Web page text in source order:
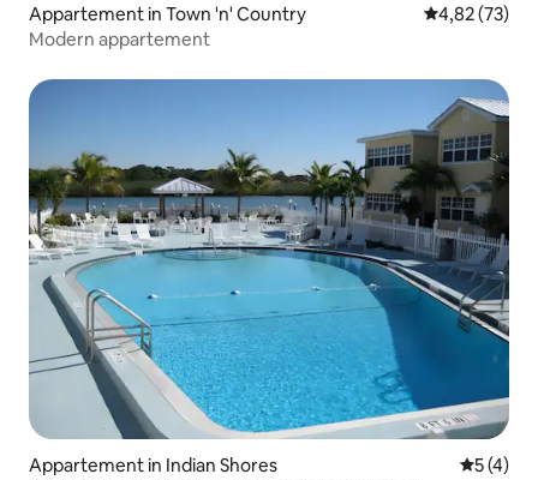
Appartement in Town 'n' Country Gemiddelde
4,82 (73)
Modern appartement
Appartement in Indian Shores
5 (4)